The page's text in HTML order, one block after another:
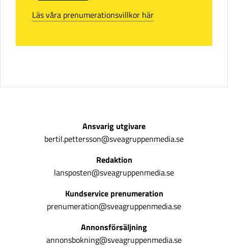
Läs våra prenumerationsvillkor här
Ansvarig utgivare
bertil.pettersson@sveagruppenmedia.se
Redaktion
lansposten@sveagruppenmedia.se
Kundservice prenumeration
prenumeration@sveagruppenmedia.se
Annonsförsäljning
annonsbokning@sveagruppenmedia.se